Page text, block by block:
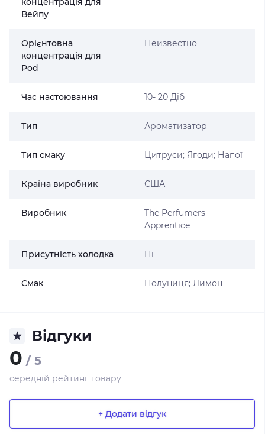
Вейпу
Орієнтовна
концентрація для
Pod
Неизвестно
Час настоювання 10- 20 Діб
Тип Ароматизатор
Тип смаку Цитруси; Ягоди; Напої
Країна виробник США
Виробник
The Perfumers
Apprentice
Присутність холодка Ні
Смак Полуниця; Лимон
Відгуки
0 / 5
середній рейтинг товару
+ Додати відгук